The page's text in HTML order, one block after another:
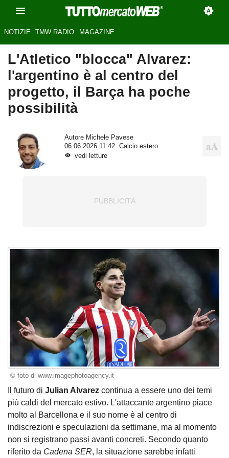
NOTIZIE TMW RADIO MAGAZINE
L'Atletico "blocca" Alvarez:
l'argentino è al centro del
progetto, il Barça ha poche
possibilità
Autore Michele Pavese
06.06.2026 11:42
Calcio estero
vedi letture
© foto di www.imagephotoagency.it
Il futuro di Julian Alvarez continua a essere uno dei temi
più caldi del mercato estivo. L'attaccante argentino piace
molto al Barcellona e il suo nome è al centro di
indiscrezioni e speculazioni da settimane, ma al momento
non si registrano passi avanti concreti. Secondo quanto
riferito da Cadena SER, la situazione sarebbe infatti